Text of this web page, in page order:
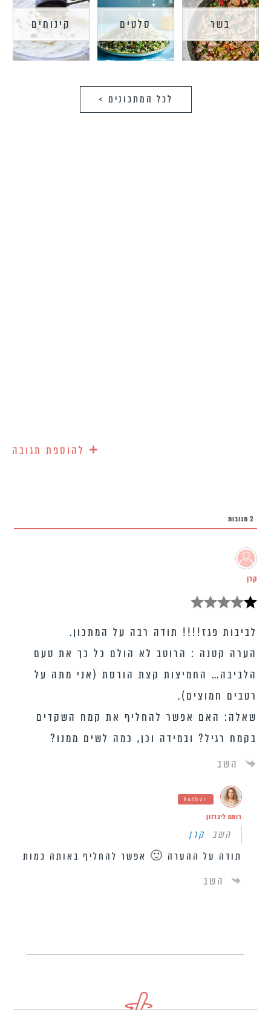
בשר סלטים קינוחים
לכל המתכונים >
+ להוספת תגובה
2 תגובות
קרן
לביבות פגז!!!! תודה רבה על המתכון.
הערה קטנה : הרוטב לא הולם כל כך את טעם
הלביבה… החמיצות קצת הורסת (אני מתה על
רטבים חמוצים).
שאלה: האם אפשר להחליף את קמח השקדים
בקמח רגיל? ובמידה וכן, כמה לשים ממנו?
השב
Author
רותם ליברזון
השב קרן
תודה על ההערה 🙂 אפשר להחליף באותה כמות
השב